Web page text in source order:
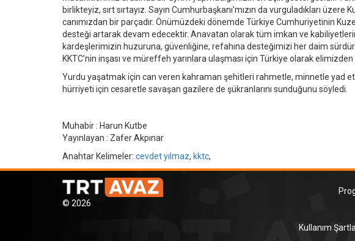
birlikteyiz, sırt sırtayız. Sayın Cumhurbaşkanı'mızın da vurguladıkları
canımızdan bir parçadır. Önümüzdeki dönemde Türkiye Cumhuriyetinin
desteği artarak devam edecektir. Anavatan olarak tüm imkan ve
kardeşlerimizin huzuruna, güvenliğine, refahına desteğimizi her daim
KKTC’nin inşası ve müreffeh yarınlara ulaşması için Türkiye olarak
Yurdu yaşatmak için can veren kahraman şehitleri rahmetle, minnetle yad
hürriyeti için cesaretle savaşan gazilere de şükranlarını sunduğunu söyledi.
Muhabir : Harun Kutbe
Yayınlayan : Zafer Akpınar
Anahtar Kelimeler: cevdet yılmaz, kktc,
© 2026
Kullanım